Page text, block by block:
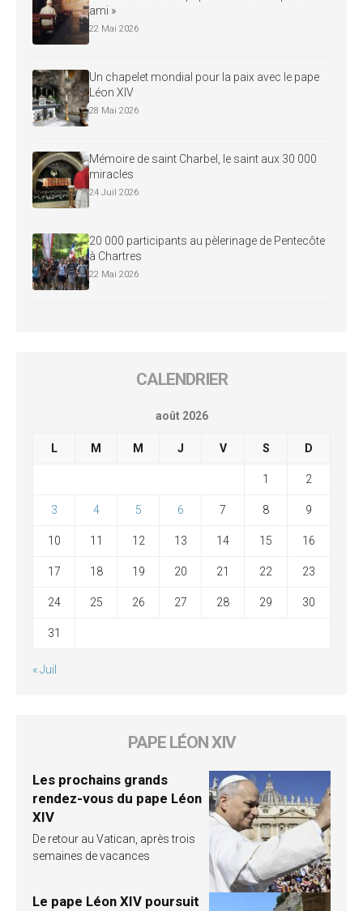
ami »
22 Mai 2026
Un chapelet mondial pour la paix avec le pape
Léon XIV
28 Mai 2026
Mémoire de saint Charbel, le saint aux 30 000
miracles
24 Juil 2026
20 000 participants au pèlerinage de Pentecôte
à Chartres
22 Mai 2026
CALENDRIER
août 2026
L M M J V S D
1 2
3 4 5 6 7 8 9
10 11 12 13 14 15 16
17 18 19 20 21 22 23
24 25 26 27 28 29 30
31
« Juil
PAPE LÉON XIV
Les prochains grands
rendez-vous du pape Léon
XIV
De retour au Vatican, après trois
semaines de vacances
Le pape Léon XIV poursuit